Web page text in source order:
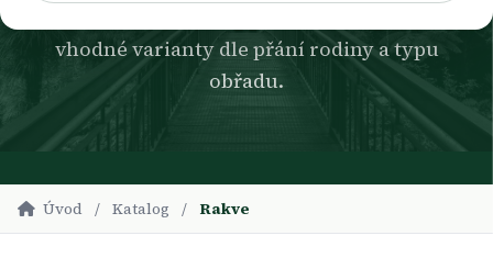
vhodné varianty dle přání rodiny a typu
obřadu.
Úvod / Katalog / Rakve